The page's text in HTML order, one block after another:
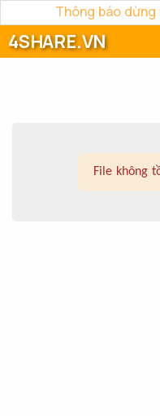
Thông báo
4SHARE.VN
File không